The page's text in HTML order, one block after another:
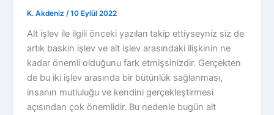
K. Akdeniz/10 Eylül 2022
Alt işlev ile ilgili önceki yazıları takip ettiyseyniz siz de
artık baskın işlev ve alt işlev arasındaki ilişkinin ne
kadar önemli olduğunu fark etmişsinizdir. Gerçekten
de bu iki işlev arasında bir bütünlük sağlanması,
insanın mutluluğu ve kendini gerçekleştirmesi
açısından çok önemlidir. Bu nedenle bugün alt